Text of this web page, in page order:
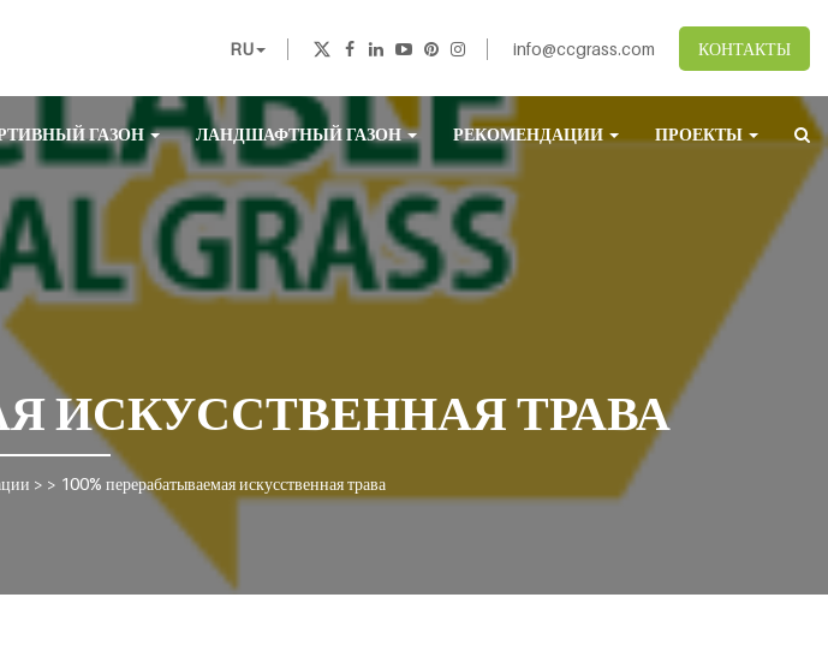
RU info@ccgrass.com КОНТАКТЫ
ГАЗОН ЛАНДШАФТНЫЙ ГАЗОН РЕКОМЕНДАЦИИ ПРОЕКТЫ
ИСКУССТВЕННАЯ ТРАВА
> > 100% перерабатываемая искусственная трава